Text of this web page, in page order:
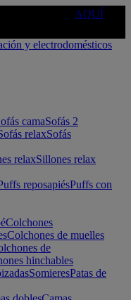
AQUÍ
camaSofás 2
relaxSofás
relaxSillones relax
reposapiésPuffs con
Colchones
Colchones de muelles
de
hinchables
SomieresPatas de